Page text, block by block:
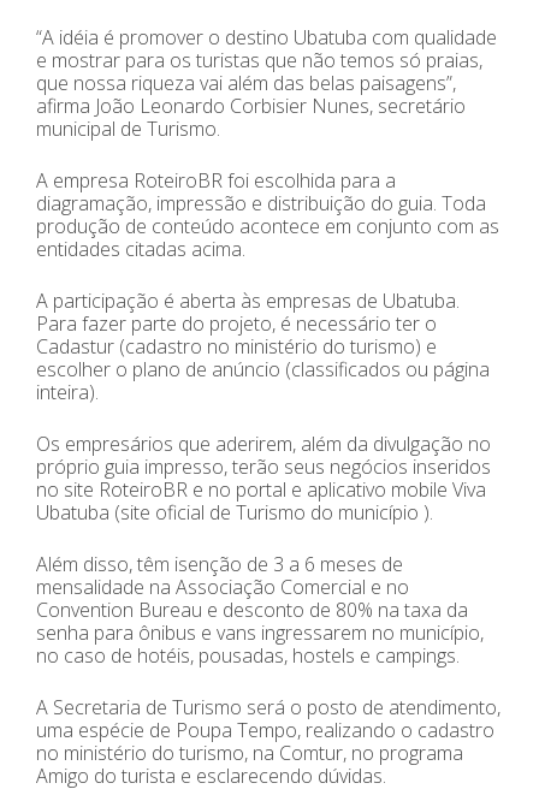
“A idéia é promover o destino Ubatuba com qualidade
e mostrar para os turistas que não temos só praias,
que nossa riqueza vai além das belas paisagens”,
afirma João Leonardo Corbisier Nunes, secretário
municipal de Turismo.
A empresa RoteiroBR foi escolhida para a
diagramação, impressão e distribuição do guia. Toda
produção de conteúdo acontece em conjunto com as
entidades citadas acima.
A participação é aberta às empresas de Ubatuba.
Para fazer parte do projeto, é necessário ter o
Cadastur (cadastro no ministério do turismo) e
escolher o plano de anúncio (classificados ou página
inteira).
Os empresários que aderirem, além da divulgação no
próprio guia impresso, terão seus negócios inseridos
no site RoteiroBR e no portal e aplicativo mobile Viva
Ubatuba (site oficial de Turismo do município ).
Além disso, têm isenção de 3 a 6 meses de
mensalidade na Associação Comercial e no
Convention Bureau e desconto de 80% na taxa da
senha para ônibus e vans ingressarem no município,
no caso de hotéis, pousadas, hostels e campings.
A Secretaria de Turismo será o posto de atendimento,
uma espécie de Poupa Tempo, realizando o cadastro
no ministério do turismo, na Comtur, no programa
Amigo do turista e esclarecendo dúvidas.